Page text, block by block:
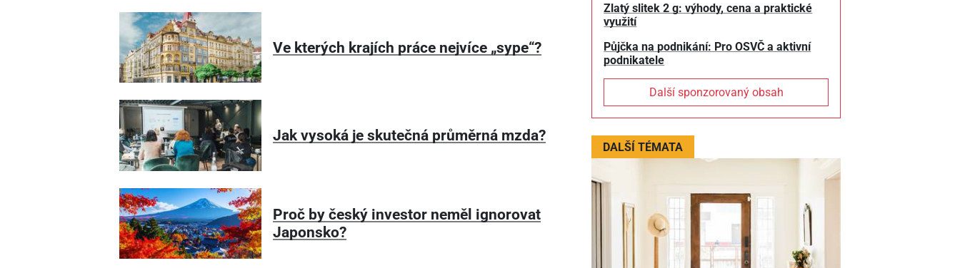
Ve kterých krajích práce nejvíce „sype“?
Jak vysoká je skutečná průměrná mzda?
Proč by český investor neměl ignorovat
Japonsko?
Zlatý slitek 2 g: výhody, cena a praktické
využití
Půjčka na podnikání: Pro OSVČ a aktivní
podnikatele
Další sponzorovaný obsah
DALŠÍ TÉMATA